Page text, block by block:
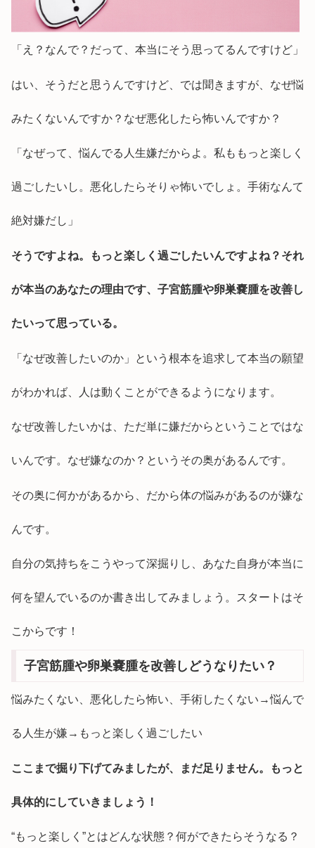
「え？なんで？だって、本当にそう思ってるんですけど」
はい、そうだと思うんですけど、では聞きますが、なぜ悩
みたくないんですか？なぜ悪化したら怖いんですか？
「なぜって、悩んでる人生嫌だからよ。私ももっと楽しく
過ごしたいし。悪化したらそりゃ怖いでしょ。手術なんて
絶対嫌だし」
そうですよね。もっと楽しく過ごしたいんですよね？それ
が本当のあなたの理由です、子宮筋腫や卵巣嚢腫を改善し
たいって思っている。
「なぜ改善したいのか」という根本を追求して本当の願望
がわかれば、人は動くことができるようになります。
なぜ改善したいかは、ただ単に嫌だからということではな
いんです。なぜ嫌なのか？というその奥があるんです。
その奥に何かがあるから、だから体の悩みがあるのが嫌な
んです。
自分の気持ちをこうやって深掘りし、あなた自身が本当に
何を望んでいるのか書き出してみましょう。スタートはそ
こからです！
子宮筋腫や卵巣嚢腫を改善しどうなりたい？
悩みたくない、悪化したら怖い、手術したくない→悩んで
る人生が嫌→もっと楽しく過ごしたい
ここまで掘り下げてみましたが、まだ足りません。もっと
具体的にしていきましょう！
“もっと楽しく”とはどんな状態？何ができたらそうなる？